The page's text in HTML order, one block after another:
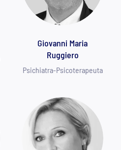
Giovanni Maria
Ruggiero
Psichiatra-Psicoterapeuta